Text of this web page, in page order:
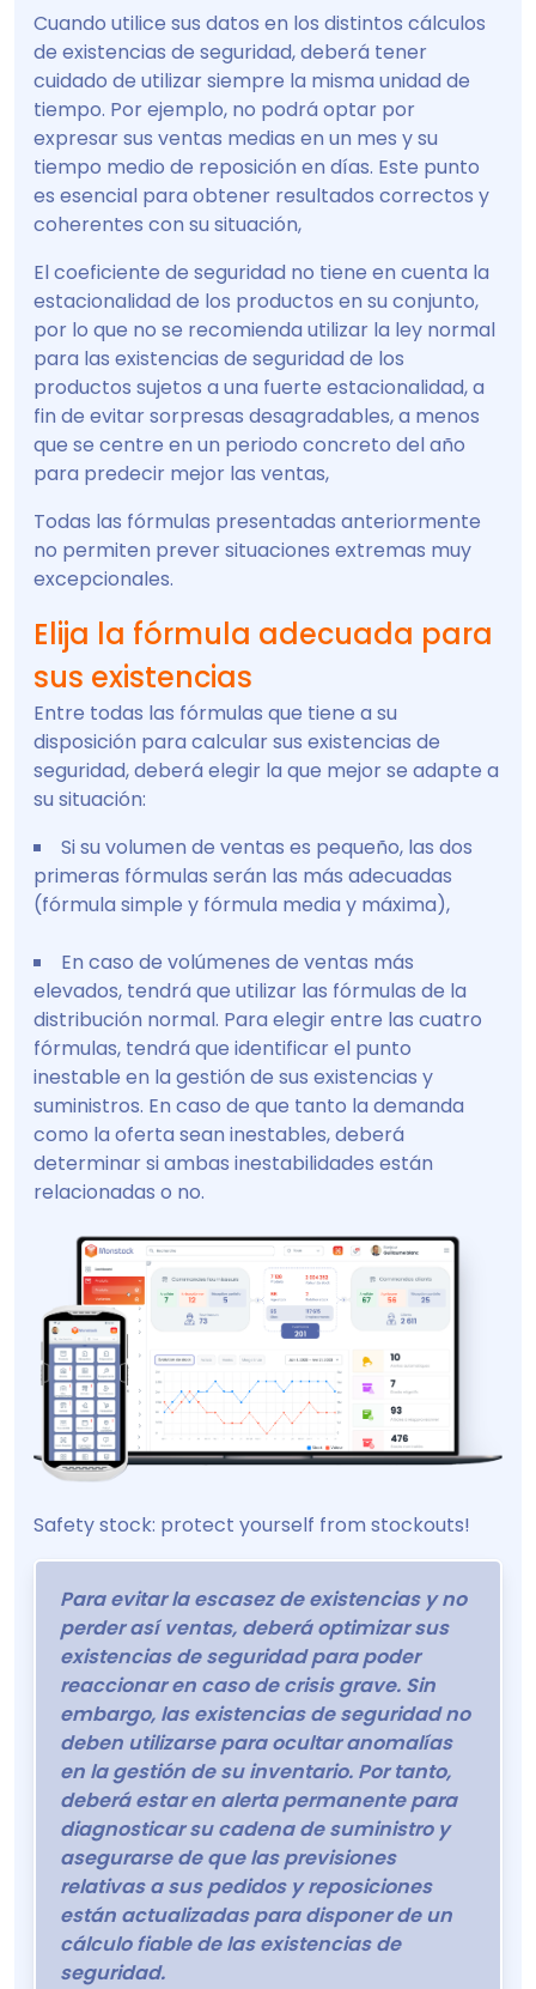
Cuando utilice sus datos en los distintos cálculos
de existencias de seguridad, deberá tener
cuidado de utilizar siempre la misma unidad de
tiempo. Por ejemplo, no podrá optar por
expresar sus ventas medias en un mes y su
tiempo medio de reposición en días. Este punto
es esencial para obtener resultados correctos y
coherentes con su situación,
El coeficiente de seguridad no tiene en cuenta la
estacionalidad de los productos en su conjunto,
por lo que no se recomienda utilizar la ley normal
para las existencias de seguridad de los
productos sujetos a una fuerte estacionalidad, a
fin de evitar sorpresas desagradables, a menos
que se centre en un periodo concreto del año
para predecir mejor las ventas,
Todas las fórmulas presentadas anteriormente
no permiten prever situaciones extremas muy
excepcionales.
Elija la fórmula adecuada para
sus existencias
Entre todas las fórmulas que tiene a su
disposición para calcular sus existencias de
seguridad, deberá elegir la que mejor se adapte a
su situación:
Si su volumen de ventas es pequeño, las dos
primeras fórmulas serán las más adecuadas
(fórmula simple y fórmula media y máxima),
En caso de volúmenes de ventas más
elevados, tendrá que utilizar las fórmulas de la
distribución normal. Para elegir entre las cuatro
fórmulas, tendrá que identificar el punto
inestable en la gestión de sus existencias y
suministros. En caso de que tanto la demanda
como la oferta sean inestables, deberá
determinar si ambas inestabilidades están
relacionadas o no.
Safety stock: protect yourself from stockouts!
Para evitar la escasez de existencias y no
perder así ventas, deberá optimizar sus
existencias de seguridad para poder
reaccionar en caso de crisis grave. Sin
embargo, las existencias de seguridad no
deben utilizarse para ocultar anomalías
en la gestión de su inventario. Por tanto,
deberá estar en alerta permanente para
diagnosticar su cadena de suministro y
asegurarse de que las previsiones
relativas a sus pedidos y reposiciones
están actualizadas para disponer de un
cálculo fiable de las existencias de
seguridad.